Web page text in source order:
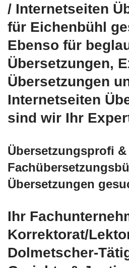
/ Internetseiten
für Eichenbühl
Ebenso für
Übersetzungen,
Übersetzungen
Internetseiten
sind wir Ihr
Übersetzungsprofi &
Übersetzungen
Ihr
Korrektorat/
Dolmetscher-